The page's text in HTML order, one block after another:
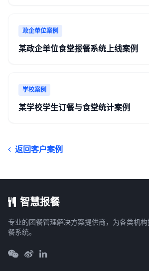
政企单位案例
某政企单位食堂报餐系统上线案例
学校案例
某学校学生订餐与食堂统计案例
返回客户案例
智慧报餐
专业的团餐管理解决方案提供商，为各类机
餐系统。